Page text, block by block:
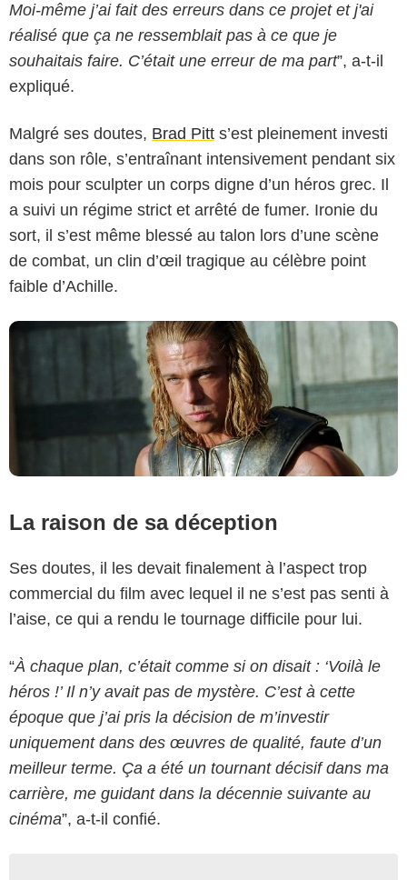
Moi-même j’ai fait des erreurs dans ce projet et j'ai
réalisé que ça ne ressemblait pas à ce que je
souhaitais faire. C’était une erreur de ma part”, a-t-il
expliqué.
Malgré ses doutes, Brad Pitt s’est pleinement investi
dans son rôle, s’entraînant intensivement pendant six
mois pour sculpter un corps digne d’un héros grec. Il
a suivi un régime strict et arrêté de fumer. Ironie du
sort, il s’est même blessé au talon lors d’une scène
de combat, un clin d’œil tragique au célèbre point
faible d’Achille.
La raison de sa déception
Ses doutes, il les devait finalement à l’aspect trop
commercial du film avec lequel il ne s’est pas senti à
l’aise, ce qui a rendu le tournage difficile pour lui.
“À chaque plan, c’était comme si on disait : ‘Voilà le
héros !’ Il n’y avait pas de mystère. C’est à cette
époque que j’ai pris la décision de m’investir
uniquement dans des œuvres de qualité, faute d’un
meilleur terme. Ça a été un tournant décisif dans ma
carrière, me guidant dans la décennie suivante au
cinéma”, a-t-il confié.